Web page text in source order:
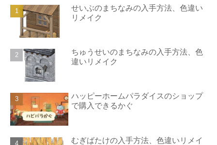
せいぶのまちなみの入手方法、色違い
リメイク
ちゅうせいのまちなみの入手方法、色
違いリメイク
ハッピーホームパラダイスのショップ
で購入できるかぐ
むぎばたけの入手方法、色違いリメイ